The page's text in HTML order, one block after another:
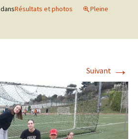
dansRésultats et photos
Pleine
Suivant →